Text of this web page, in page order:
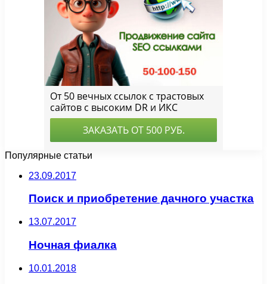
Популярные статьи
23.09.2017
Поиск и приобретение дачного участка
13.07.2017
Ночная фиалка
10.01.2018